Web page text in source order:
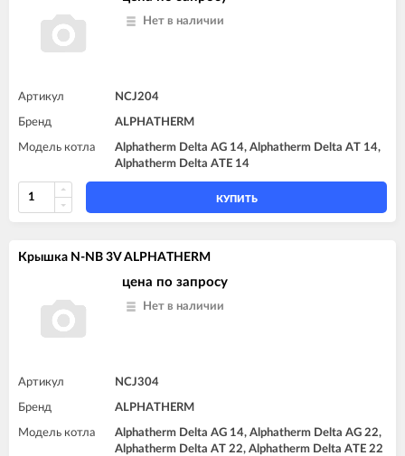
Нет в наличии
Артикул NCJ204
Бренд ALPHATHERM
Модель котла
Alphatherm Delta AG 14, Alphatherm Delta AT 14,
Alphatherm Delta ATE 14
КУПИТЬ
Крышка N-NB 3V ALPHATHERM
цена по запросу
Нет в наличии
Артикул NCJ304
Бренд ALPHATHERM
Модель котла
Alphatherm Delta AG 14, Alphatherm Delta AG 22,
Alphatherm Delta AT 22, Alphatherm Delta ATE 22